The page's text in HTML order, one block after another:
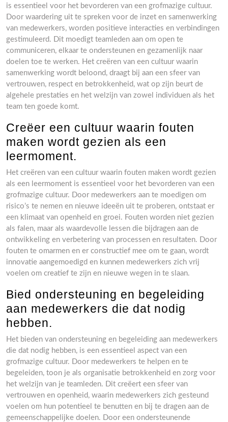
is essentieel voor het bevorderen van een grofmazige cultuur.
Door waardering uit te spreken voor de inzet en samenwerking
van medewerkers, worden positieve interacties en verbindingen
gestimuleerd. Dit moedigt teamleden aan om open te
communiceren, elkaar te ondersteunen en gezamenlijk naar
doelen toe te werken. Het creëren van een cultuur waarin
samenwerking wordt beloond, draagt bij aan een sfeer van
vertrouwen, respect en betrokkenheid, wat op zijn beurt de
algehele prestaties en het welzijn van zowel individuen als het
team ten goede komt.
Creëer een cultuur waarin fouten
maken wordt gezien als een
leermoment.
Het creëren van een cultuur waarin fouten maken wordt gezien
als een leermoment is essentieel voor het bevorderen van een
grofmazige cultuur. Door medewerkers aan te moedigen om
risico’s te nemen en nieuwe ideeën uit te proberen, ontstaat er
een klimaat van openheid en groei. Fouten worden niet gezien
als falen, maar als waardevolle lessen die bijdragen aan de
ontwikkeling en verbetering van processen en resultaten. Door
fouten te omarmen en er constructief mee om te gaan, wordt
innovatie aangemoedigd en kunnen medewerkers zich vrij
voelen om creatief te zijn en nieuwe wegen in te slaan.
Bied ondersteuning en begeleiding
aan medewerkers die dat nodig
hebben.
Het bieden van ondersteuning en begeleiding aan medewerkers
die dat nodig hebben, is een essentieel aspect van een
grofmazige cultuur. Door medewerkers te helpen en te
begeleiden, toon je als organisatie betrokkenheid en zorg voor
het welzijn van je teamleden. Dit creëert een sfeer van
vertrouwen en openheid, waarin medewerkers zich gesteund
voelen om hun potentieel te benutten en bij te dragen aan de
gemeenschappelijke doelen. Door een ondersteunende